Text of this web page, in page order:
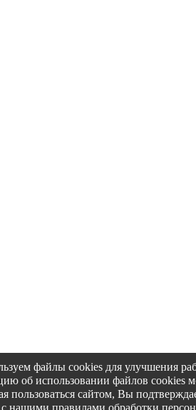
файлы cookies для улучшения
об использовании файлов cookies
пользоваться сайтом, Вы
с нашими правилами обработки